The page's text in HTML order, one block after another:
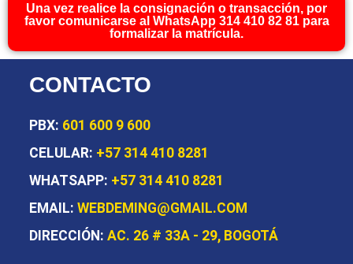
Una vez realice la consignación o transacción, por
favor comunicarse al WhatsApp 314 410 82 81 para
formalizar la matrícula.
CONTACTO
PBX: 601 600 9 600
CELULAR: +57 314 410 8281
WHATSAPP: +57 314 410 8281
EMAIL: WEBDEMING@GMAIL.COM
DIRECCIÓN: AC. 26 # 33A - 29, BOGOTÁ